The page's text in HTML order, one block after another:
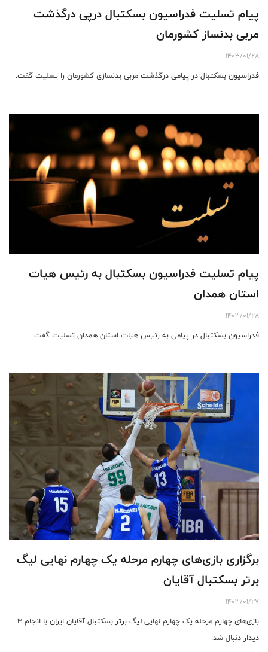
پیام تسلیت فدراسیون بسکتبال درپی درگذشت
مربی بدنساز کشورمان
1403/01/28
فدراسیون بسکتبال در پیامی درگذشت مربی بدنسازی کشورمان را تسلیت گفت.
پیام تسلیت فدراسیون بسکتبال به رئیس هیات
استان همدان
1403/01/28
فدراسیون بسکتبال در پیامی به رئیس هیات استان همدان تسلیت گفت.
برگزاری بازی‌های چهارم مرحله یک چهارم نهایی لیگ
برتر بسکتبال آقایان
1403/01/27
بازی‌های چهارم مرحله یک چهارم نهایی لیگ برتر بسکتبال آقایان ایران با انجام 3
دیدار دنبال شد.